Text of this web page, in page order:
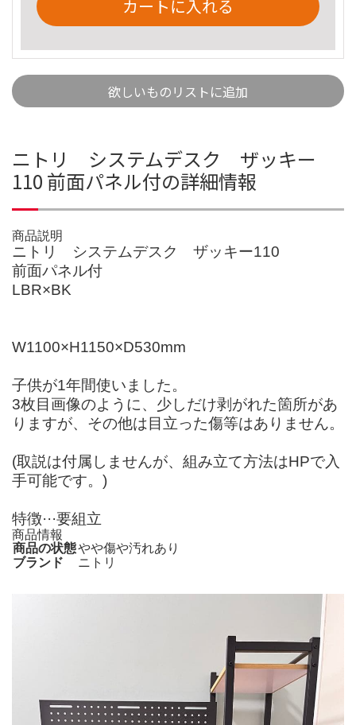
カートに入れる
欲しいものリストに追加
ニトリ システムデスク ザッキー
110 前面パネル付の詳細情報
商品説明
ニトリ システムデスク ザッキー110
前面パネル付
LBR×BK
W1100×H1150×D530mm
子供が1年間使いました。
3枚目画像のように、少しだけ剥がれた箇所があ
りますが、その他は目立った傷等はありません。
(取説は付属しませんが、組み立て方法はHPで入
手可能です。)
特徴···要組立
商品情報
商品の状態やや傷や汚れあり
ブランド
ニトリ